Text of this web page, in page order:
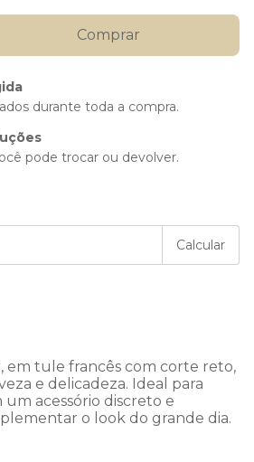
durante toda a compra.
pode trocar ou devolver.
Calcular
em tule francês com corte reto,
e delicadeza. Ideal para
acessório discreto e
o look do grande dia.